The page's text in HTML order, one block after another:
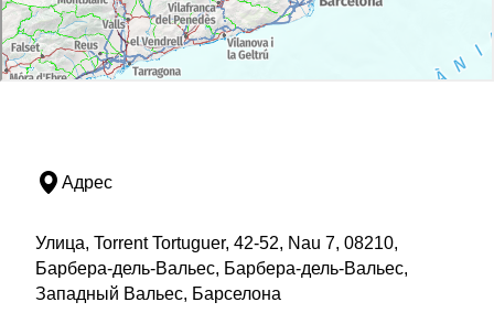
Адрес
Улица, Torrent Tortuguer, 42-52, Nau 7, 08210,
Барбера-дель-Вальес, Барбера-дель-Вальес,
Западный Вальес, Барселона